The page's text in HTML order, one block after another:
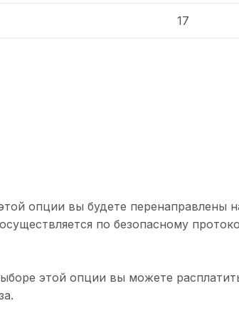
17
опции вы будете перенаправлены
по безопасному
этой опции вы можете